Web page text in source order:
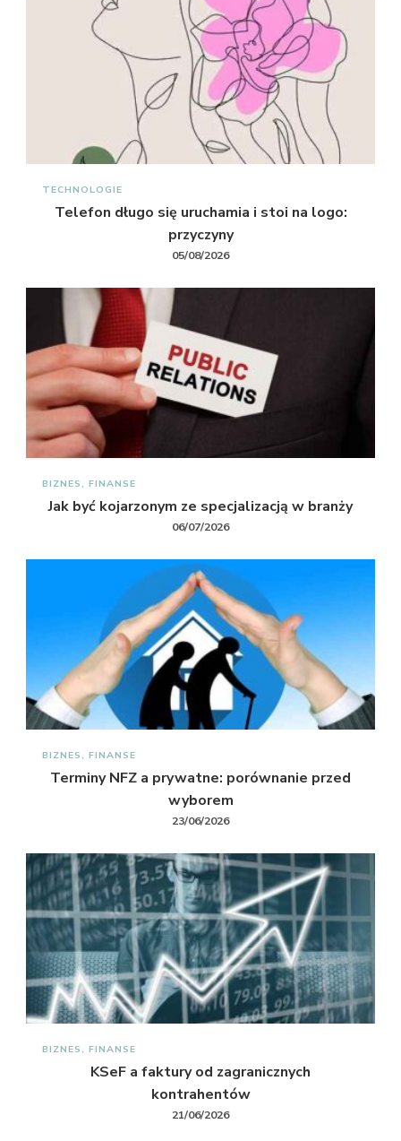
TECHNOLOGIE
Telefon długo się uruchamia i stoi na logo:
przyczyny
05/08/2026
BIZNES, FINANSE
Jak być kojarzonym ze specjalizacją w branży
06/07/2026
BIZNES, FINANSE
Terminy NFZ a prywatne: porównanie przed
wyborem
23/06/2026
BIZNES, FINANSE
KSeF a faktury od zagranicznych
kontrahentów
21/06/2026